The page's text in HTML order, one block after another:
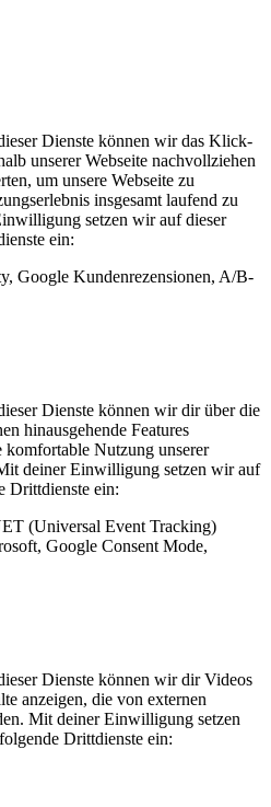
Dienste können wir das Klick-
unserer Webseite nachvollziehen
um unsere Webseite zu
insgesamt laufend zu
setzen wir auf dieser
ein:
Google Kundenrezensionen, A/B-
Dienste können wir dir über die
hinausgehende Features
komfortable Nutzung unserer
deiner Einwilligung setzen wir auf
Drittdienste ein:
(Universal Event Tracking)
Google Consent Mode,
Dienste können wir dir Videos
anzeigen, die von externen
Mit deiner Einwilligung setzen
Drittdienste ein: